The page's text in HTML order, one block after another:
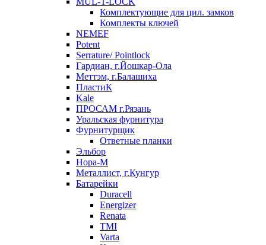
Комплектующие для цил. замков
Комплекты ключей
NEMEF
Potent
Serrature/ Pointlock
Гардиан, г.Йошкар-Ола
Меттэм, г.Балашиха
ПластиК
Kale
ПРОСАМ г.Рязань
Уральская фурнитура
Фурнитурщик
Ответные планки
Эльбор
Нора-М
Металлист, г.Кунгур
Батарейки
Duracell
Energizer
Renata
TMI
Varta